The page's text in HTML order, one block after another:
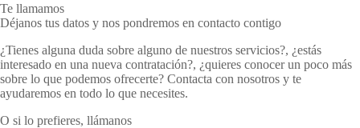
Te llamamos
Déjanos tus datos y nos pondremos en contacto contigo
¿Tienes alguna duda sobre alguno de nuestros servicios?, ¿estás
interesado en una nueva contratación?, ¿quieres conocer un poco más
sobre lo que podemos ofrecerte? Contacta con nosotros y te
ayudaremos en todo lo que necesites.
O si lo prefieres, llámanos